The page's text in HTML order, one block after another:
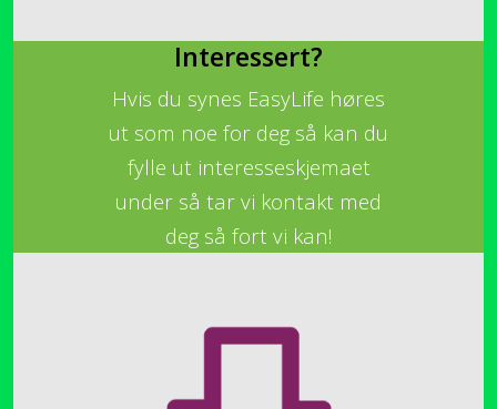
Interessert?
Hvis du synes EasyLife høres
ut som noe for deg så kan du
fylle ut interesseskjemaet
under så tar vi kontakt med
deg så fort vi kan!